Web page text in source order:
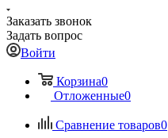
Заказать звонок
Задать вопрос
Войти
Корзина0
Отложенные0
Сравнение товаров0